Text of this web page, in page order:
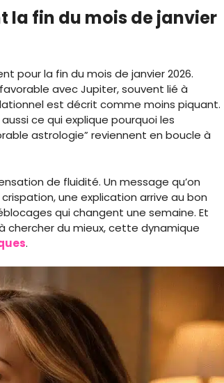
la fin du mois de janvier
pour la fin du mois de janvier 2026.
avec Jupiter, souvent lié à
est décrit comme moins piquant.
ce qui explique pourquoi les
astrologie” reviennent en boucle à
de fluidité. Un message qu’on
une explication arrive au bon
qui changent une semaine. Et
chercher du mieux, cette dynamique
.